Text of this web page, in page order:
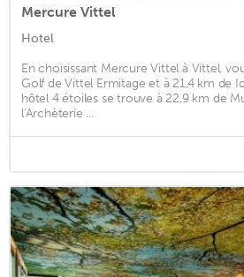
Mercure Vittel
Hotel
En choisissant Mercure Vittel à Vittel,
Golf de Vittel Ermitage et à 21,4 km de
hôtel 4 étoiles se trouve à 22,9 km de
l'Archèterie ...